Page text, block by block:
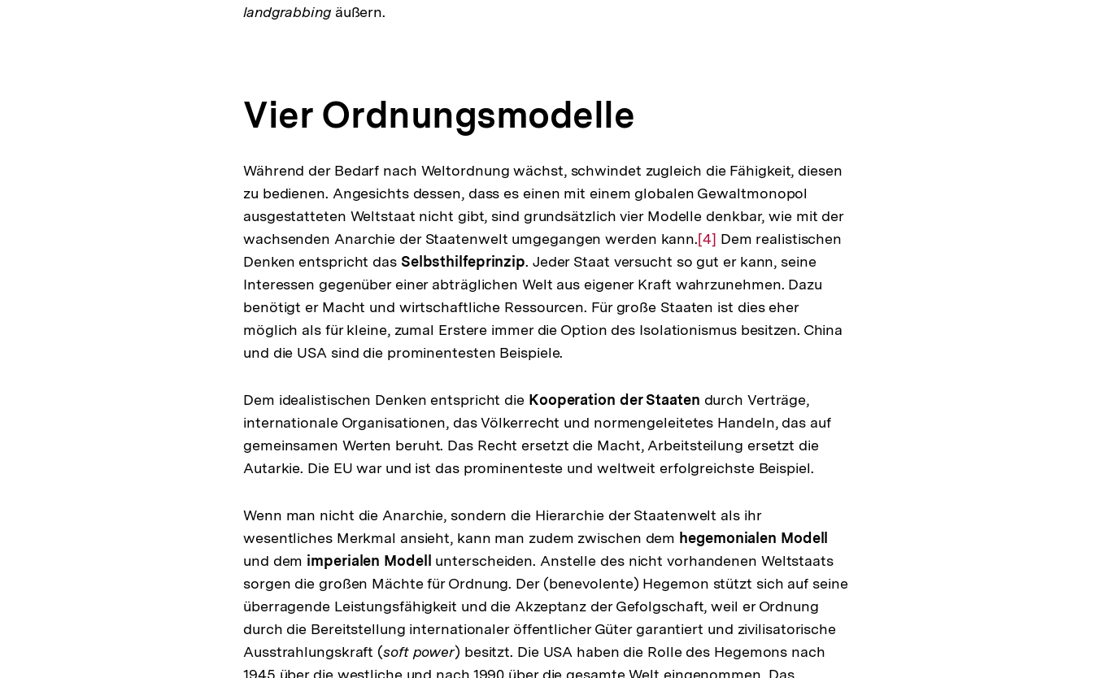
landgrabbingäußern.
Vier Ordnungsmodelle
Während der Bedarf nach Weltordnung wächst, schwindet zugleich die Fähigkeit, diesen
zu bedienen. Angesichts dessen, dass es einen mit einem globalen Gewaltmonopol
ausgestatteten Weltstaat nicht gibt, sind grundsätzlich vier Modelle denkbar, wie mit der
wachsenden Anarchie der Staatenwelt umgegangen werden kann.Zur
Auflösung
der
Fußnote
[4] Dem realistischen
Denken entspricht das Selbsthilfeprinzip. Jeder Staat versucht so gut er kann, seine
Interessen gegenüber einer abträglichen Welt aus eigener Kraft wahrzunehmen. Dazu
benötigt er Macht und wirtschaftliche Ressourcen. Für große Staaten ist dies eher
möglich als für kleine, zumal Erstere immer die Option des Isolationismus besitzen. China
und die USA sind die prominentesten Beispiele.
Dem idealistischen Denken entspricht die Kooperation der Staaten durch Verträge,
internationale Organisationen, das Völkerrecht und normengeleitetes Handeln, das auf
gemeinsamen Werten beruht. Das Recht ersetzt die Macht, Arbeitsteilung ersetzt die
Autarkie. Die EU war und ist das prominenteste und weltweit erfolgreichste Beispiel.
Wenn man nicht die Anarchie, sondern die Hierarchie der Staatenwelt als ihr
wesentliches Merkmal ansieht, kann man zudem zwischen dem hegemonialen Modell
und dem imperialen Modell unterscheiden. Anstelle des nicht vorhandenen Weltstaats
sorgen die großen Mächte für Ordnung. Der (benevolente) Hegemon stützt sich auf seine
überragende Leistungsfähigkeit und die Akzeptanz der Gefolgschaft, weil er Ordnung
durch die Bereitstellung internationaler öffentlicher Güter garantiert und zivilisatorische
Ausstrahlungskraft (soft power) besitzt. Die USA haben die Rolle des Hegemons nach